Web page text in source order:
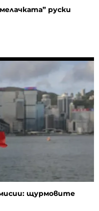
руски
щурмовите